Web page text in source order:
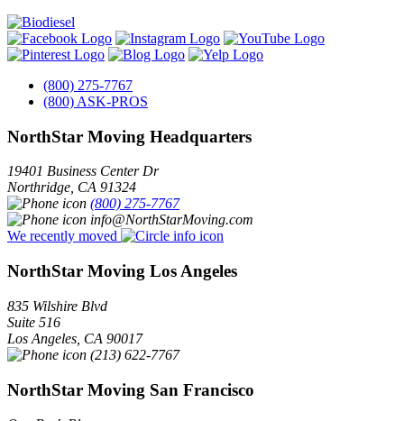
(800) 275-7767
(800) ASK-PROS
NorthStar Moving Headquarters
19401 Business Center Dr
Northridge CA 91324
(800) 275-7767
info@NorthStarMoving.com
We recently moved
NorthStar Moving Los Angeles
835 Wilshire Blvd
Suite 516
Los Angeles CA 90017
(213) 622-7767
NorthStar Moving San Francisco